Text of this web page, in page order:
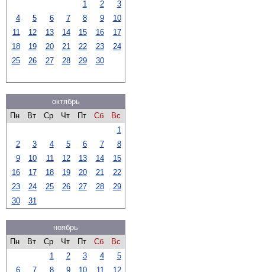
1
2
3
4
5 6 7 8 9
10
11
12 13 14 15 16
17
18
19 20 21 22 23
24
25
26 27 28 29 30
октябрь
Пн
Вт Ср Чт Пт Сб
Вс
1
2
3 4 5 6 7
8
9
10 11 12 13 14
15
16
17 18 19 20 21
22
23
24 25 26 27 28
29
30
31
ноябрь
Пн
Вт Ср Чт Пт Сб
Вс
1
2 3 4
5
6
7 8 9 10 11 12